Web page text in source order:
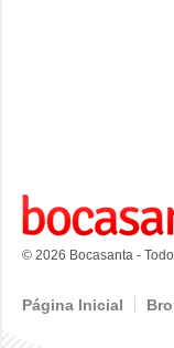
© 2026 Bocasanta -
Página Inicial